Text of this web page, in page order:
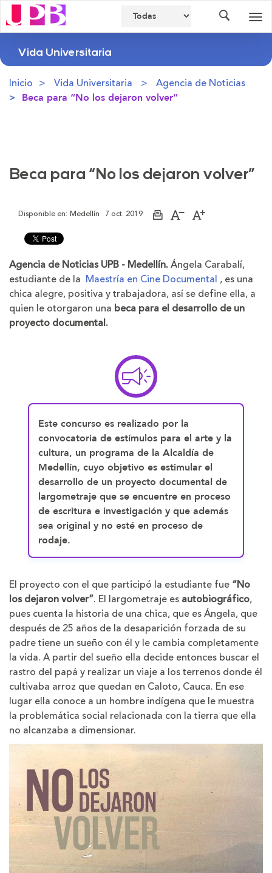
Vida Universitaria
Inicio Vida Universitaria Agencia de Noticias
Beca para “No los dejaron volver”
Beca para “No los dejaron volver”
Disponible en: Medellín 7 oct. 2019
ImprimirAumentar
letra
Disminuir
letra
Agencia de Noticias UPB - Medellín.Ángela Carabalí,
estudiante de la Maestría en Cine Documental , es una
chica alegre, positiva y trabajadora, así se define ella, a
quien le otorgaron una beca para el desarrollo de un
proyecto documental.
Este concurso es realizado por la
convocatoria de estímulos para el arte y la
cultura, un programa de la Alcaldía de
Medellín, cuyo objetivo es estimular el
desarrollo de un proyecto documental de
largometraje que se encuentre en proceso
de escritura e investigación y que además
sea original y no esté en proceso de
rodaje.
El proyecto con el que participó la estudiante fue “No
los dejaron volver”. El largometraje es autobiográfico,
pues cuenta la historia de una chica, que es Ángela, que
después de 25 años de la desaparición forzada de su
padre tiene un sueño con él y le cambia completamente
la vida. A partir del sueño ella decide entonces buscar el
rastro del papá y realizar un viaje a los terrenos donde él
cultivaba arroz que quedan en Caloto, Cauca. En ese
lugar ella conoce a un hombre indígena que le muestra
la problemática social relacionada con la tierra que ella
no alcanzaba a dimensionar.